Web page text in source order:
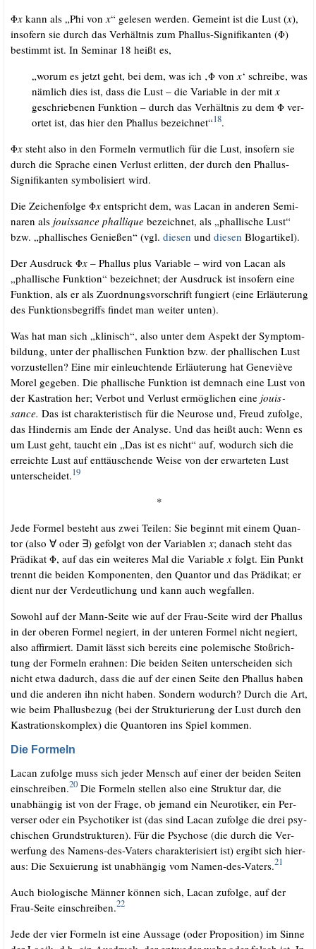
Φxkann als „Phi von x“ gele­sen wer­den. Gemeint ist die Lust (x),
inso­fern sie durch das Ver­hält­nis zum Phal­lus-Signi­fi­kan­ten (Φ)
bestimmt ist. In Semi­nar 18 heißt es,
„wor­um es jetzt geht, bei dem, was ich ‚Φ von x‘ schrei­be, was
näm­lich dies ist, dass die Lust – die Varia­ble in der mit x
geschrie­be­nen Funk­ti­on – durch das Ver­hält­nis zu dem Φ ver­
or­tet ist, das hier den Phal­lus bezeich­net“18.
Φxsteht also in den For­meln ver­mut­lich für die Lust, inso­fern sie
durch die Spra­che einen Ver­lust erlit­ten, der durch den Phal­lus-
Signi­fi­kan­ten sym­bo­li­siert wird.
Die Zei­chen­fol­ge Φxent­spricht dem, was Lacan in ande­ren Semi­
na­ren als jouis­sance phal­li­que bezeich­net, als „phal­li­sche Lust“
bzw. „phal­li­sches Genie­ßen“ (vgl. die­sen und die­sen Blogartikel).
Der Aus­druck Φx– Phal­lus plus Varia­ble – wird von Lacan als
„phal­li­sche Funk­ti­on“ bezeich­net; der Aus­druck ist inso­fern eine
Funk­ti­on, als er als Zuord­nungs­vor­schrift fun­giert (eine Erläu­te­rung
des Funk­ti­ons­be­griffs fin­det man wei­ter unten).
Was hat man sich „kli­nisch“, also unter dem Aspekt der Sym­ptom­
bil­dung, unter der phal­li­schen Funk­ti­on bzw. der phal­li­schen Lust
vor­zu­stel­len? Eine mir ein­leuch­ten­de Erläu­te­rung hat Gene­viè­ve
Morel gege­ben. Die phal­li­sche Funk­ti­on ist dem­nach eine Lust von
der Kas­tra­ti­on her; Ver­bot und Ver­lust ermög­li­chen eine jouis­
sance. Das ist cha­rak­te­ris­tisch für die Neu­ro­se und, Freud zufol­ge,
das Hin­der­nis am Ende der Ana­ly­se. Und das heißt auch: Wenn es
um Lust geht, taucht ein „Das ist es nicht“ auf, wodurch sich die
erreich­te Lust auf ent­täu­schen­de Wei­se von der erwar­te­ten Lust
unter­schei­det.19
*
Jede For­mel besteht aus zwei Tei­len: Sie beginnt mit einem Quan­
tor (also ∀ oder ∃) gefolgt von der Varia­blen x; danach steht das
Prä­di­kat Φ, auf das ein wei­te­res Mal die Varia­ble xfolgt. Ein Punkt
trennt die bei­den Kom­po­nen­ten, den Quan­tor und das Prä­di­kat; er
dient nur der Ver­deut­li­chung und kann auch wegfallen.
Sowohl auf der Mann-Sei­te wie auf der Frau-Sei­te wird der Phal­lus
in der obe­ren For­mel negiert, in der unte­ren For­mel nicht negiert,
also affir­miert. Damit lässt sich bereits eine pole­mi­sche Stoß­rich­
tung der For­meln erah­nen: Die bei­den Sei­ten unter­schei­den sich
nicht etwa dadurch, dass die auf der einen Sei­te den Phal­lus haben
und die ande­ren ihn nicht haben. Son­dern wodurch? Durch die Art,
wie beim Phal­lus­be­zug (bei der Struk­tu­rie­rung der Lust durch den
Kas­tra­ti­ons­kom­plex) die Quan­to­ren ins Spiel kommen.
Die Formeln
Lacan zufol­ge muss sich jeder Mensch auf einer der bei­den Sei­ten
ein­schrei­ben.20Die For­meln stel­len also eine Struk­tur dar, die
unab­hän­gig ist von der Fra­ge, ob jemand ein Neu­ro­ti­ker, ein Per­
ver­ser oder ein Psy­cho­ti­ker ist (das sind Lacan zufol­ge die drei psy­
chi­schen Grund­struk­tu­ren). Für die Psy­cho­se (die durch die Ver­
wer­fung des Namens-des-Vaters cha­rak­te­ri­siert ist) ergibt sich hier­
aus: Die Sexu­ie­rung ist unab­hän­gig vom Namen-des-Vaters.21
Auch bio­lo­gi­sche Män­ner kön­nen sich, Lacan zufol­ge, auf der
Frau-Sei­te ein­schrei­ben.22
Jede der vier For­meln ist eine Aus­sa­ge (oder Pro­po­si­ti­on) im Sin­ne